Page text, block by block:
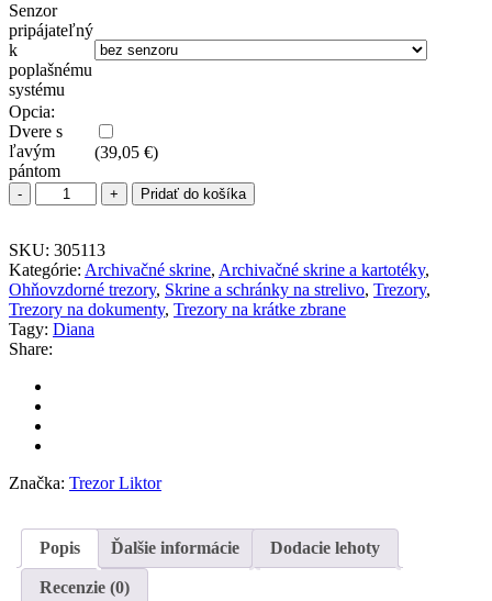
Senzor
pripájateľný
k
poplašnému
systému
Opcia:
Dvere s
ľavým
pántom
(39,05 €)
Pridať do košíka
SKU: 305113
Kategórie: Archivačné skrine, Archivačné skrine a kartotéky,
Ohňovzdorné trezory, Skrine a schránky na strelivo, Trezory,
Trezory na dokumenty, Trezory na krátke zbrane
Tagy: Diana
Share:
Značka: Trezor Liktor
Popis Ďalšie informácie Dodacie lehoty
Recenzie (0)